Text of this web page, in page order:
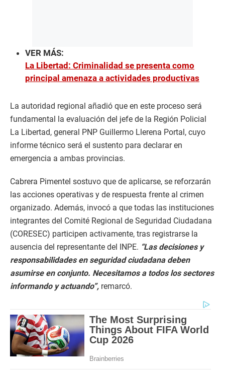
VER MÁS:
La Libertad: Criminalidad se presenta como
principal amenaza a actividades productivas
La autoridad regional añadió que en este proceso será
fundamental la evaluación del jefe de la Región Policial
La Libertad, general PNP Guillermo Llerena Portal, cuyo
informe técnico será el sustento para declarar en
emergencia a ambas provincias.
Cabrera Pimentel sostuvo que de aplicarse, se reforzarán
las acciones operativas y de respuesta frente al crimen
organizado. Además, invocó a que todas las instituciones
integrantes del Comité Regional de Seguridad Ciudadana
(CORESEC) participen activamente, tras registrarse la
ausencia del representante del INPE. “Las decisiones y
responsabilidades en seguridad ciudadana deben
asumirse en conjunto. Necesitamos a todos los sectores
informando y actuando”, remarcó.